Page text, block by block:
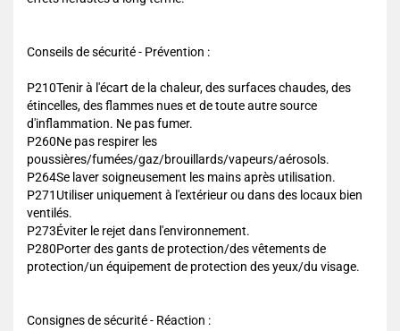
Conseils de sécurité - Prévention :
P210Tenir à l'écart de la chaleur, des surfaces chaudes, des
étincelles, des flammes nues et de toute autre source
d'inflammation. Ne pas fumer.
P260Ne pas respirer les
poussières/fumées/gaz/brouillards/vapeurs/aérosols.
P264Se laver soigneusement les mains après utilisation.
P271Utiliser uniquement à l'extérieur ou dans des locaux bien
ventilés.
P273Éviter le rejet dans l'environnement.
P280Porter des gants de protection/des vêtements de
protection/un équipement de protection des yeux/du visage.
Consignes de sécurité - Réaction :